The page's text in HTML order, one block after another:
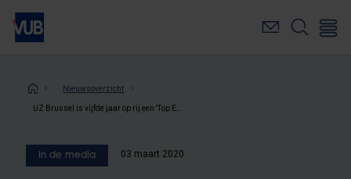
Overslaan
naar
inhoudKruimelpad
Nieuwsoverzicht
In de media 03 maart 2020